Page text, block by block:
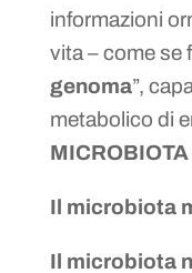
informazioni
vita – come se
genoma”,
metabolico di
MICROBIOTA
Il microbiota
Il microbiota